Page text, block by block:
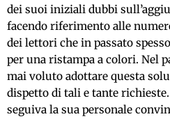
dei suoi iniziali dubbi
facendo riferimento alle
dei lettori che in passato
per una ristampa a colori. Nel
mai voluto adottare questa
dispetto di tali e tante
seguiva la sua personale